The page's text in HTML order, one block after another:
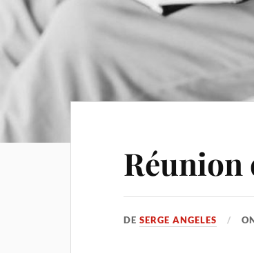
Réunion
DESERGE ANGELES